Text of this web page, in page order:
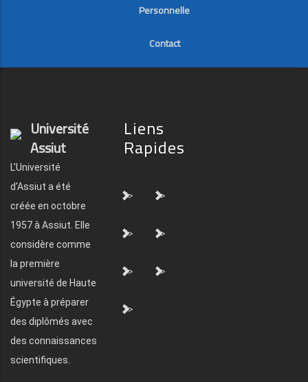
Personnelle
Contact
Université
Assiut
L'Université
d'Assiut a été
créée en octobre
1957 à Assiut. Elle
considère comme
la première
université de Haute
Égypte à préparer
des diplômés avec
des connaissances
scientifiques.
Liens
Rapides
"> ">
"> ">
"> ">
">